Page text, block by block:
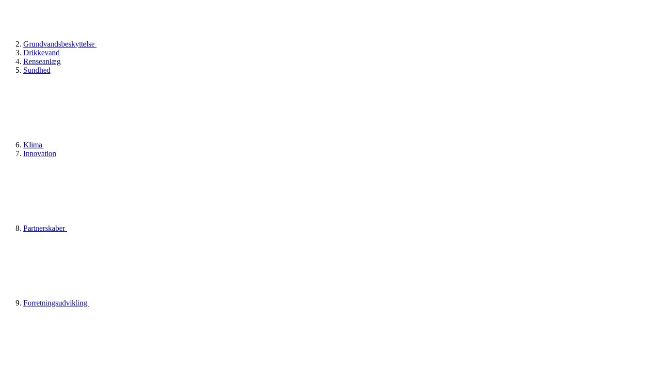
Grundvandsbeskyttelse
Drikkevand
Renseanlæg
Sundhed
Klima
Innovation
Partnerskaber
Forretningsudvikling